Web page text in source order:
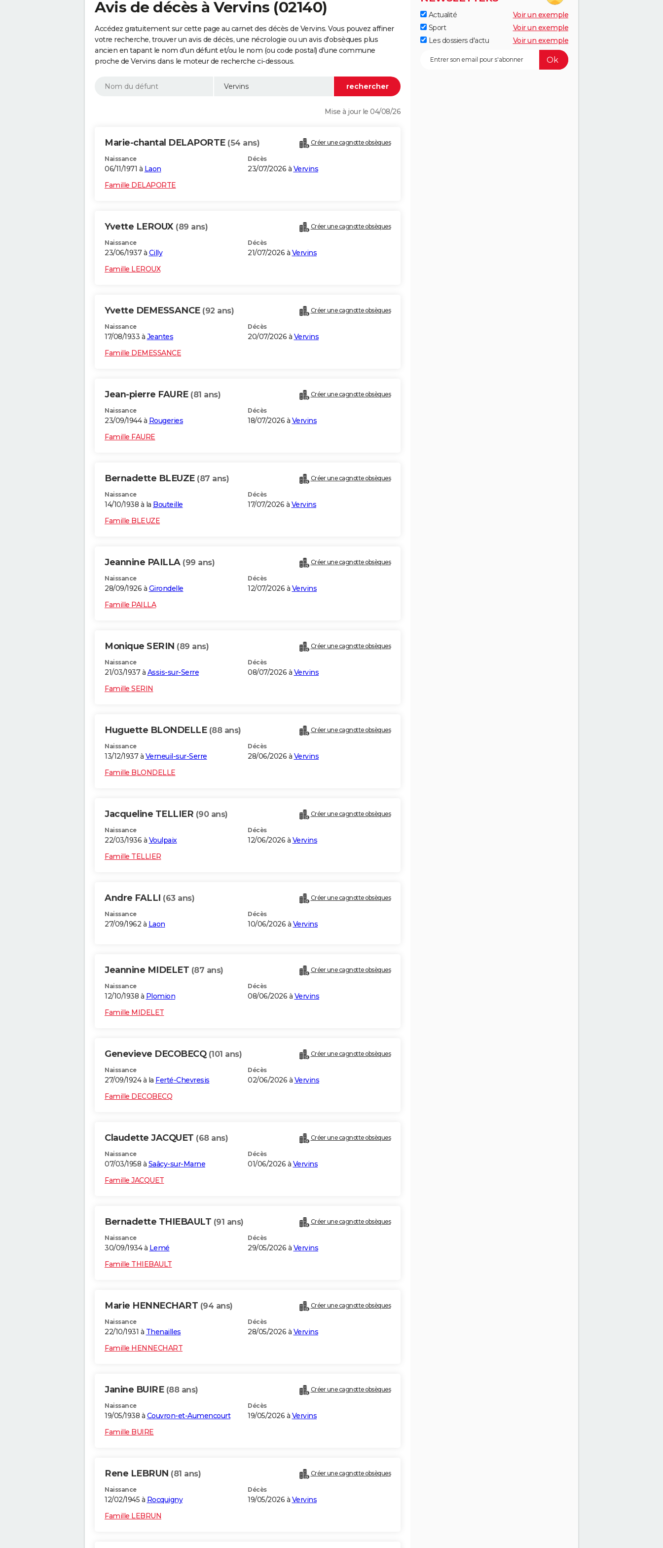
Avis de décès à Vervins (02140)
Accédez gratuitement sur cette page au carnet des décès de Vervins. Vous pouvez affiner
votre recherche, trouver un avis de décès, une nécrologie ou un avis d'obsèques plus
ancien en tapant le nom d'un défunt et/ou le nom (ou code postal) d'une commune
proche de Vervins dans le moteur de recherche ci-dessous.
Mise à jour le 04/08/26
Marie-chantal DELAPORTE (54 ans) Créer une cagnotte obsèques
Naissance
06/11/1971 à Laon
Décès
23/07/2026 à Vervins
Famille DELAPORTE
Yvette LEROUX (89 ans) Créer une cagnotte obsèques
Naissance
23/06/1937 à Cilly
Décès
21/07/2026 à Vervins
Famille LEROUX
Yvette DEMESSANCE (92 ans) Créer une cagnotte obsèques
Naissance
17/08/1933 à Jeantes
Décès
20/07/2026 à Vervins
Famille DEMESSANCE
Jean-pierre FAURE (81 ans) Créer une cagnotte obsèques
Naissance
23/09/1944 à Rougeries
Décès
18/07/2026 à Vervins
Famille FAURE
Bernadette BLEUZE (87 ans) Créer une cagnotte obsèques
Naissance
14/10/1938 à la Bouteille
Décès
17/07/2026 à Vervins
Famille BLEUZE
Jeannine PAILLA (99 ans) Créer une cagnotte obsèques
Naissance
28/09/1926 à Girondelle
Décès
12/07/2026 à Vervins
Famille PAILLA
Monique SERIN (89 ans) Créer une cagnotte obsèques
Naissance
21/03/1937 à Assis-sur-Serre
Décès
08/07/2026 à Vervins
Famille SERIN
Huguette BLONDELLE (88 ans) Créer une cagnotte obsèques
Naissance
13/12/1937 à Verneuil-sur-Serre
Décès
28/06/2026 à Vervins
Famille BLONDELLE
Jacqueline TELLIER (90 ans) Créer une cagnotte obsèques
Naissance
22/03/1936 à Voulpaix
Décès
12/06/2026 à Vervins
Famille TELLIER
Andre FALLI (63 ans) Créer une cagnotte obsèques
Naissance
27/09/1962 à Laon
Décès
10/06/2026 à Vervins
Jeannine MIDELET (87 ans) Créer une cagnotte obsèques
Naissance
12/10/1938 à Plomion
Décès
08/06/2026 à Vervins
Famille MIDELET
Genevieve DECOBECQ (101 ans) Créer une cagnotte obsèques
Naissance
27/09/1924 à la Ferté-Chevresis
Décès
02/06/2026 à Vervins
Famille DECOBECQ
Claudette JACQUET (68 ans) Créer une cagnotte obsèques
Naissance
07/03/1958 à Saâcy-sur-Marne
Décès
01/06/2026 à Vervins
Famille JACQUET
Bernadette THIEBAULT (91 ans) Créer une cagnotte obsèques
Naissance
30/09/1934 à Lemé
Décès
29/05/2026 à Vervins
Famille THIEBAULT
Marie HENNECHART (94 ans) Créer une cagnotte obsèques
Naissance
22/10/1931 à Thenailles
Décès
28/05/2026 à Vervins
Famille HENNECHART
Janine BUIRE (88 ans) Créer une cagnotte obsèques
Naissance
19/05/1938 à Couvron-et-Aumencourt
Décès
19/05/2026 à Vervins
Famille BUIRE
Rene LEBRUN (81 ans) Créer une cagnotte obsèques
Naissance
12/02/1945 à Rocquigny
Décès
19/05/2026 à Vervins
Famille LEBRUN
Actualité
Voir un exemple
Sport
Voir un exemple
Les dossiers d'actu
Voir un exemple